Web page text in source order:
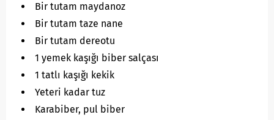
Bir tutam maydanoz
Bir tutam taze nane
Bir tutam dereotu
1 yemek kaşığı biber salçası
1 tatlı kaşığı kekik
Yeteri kadar tuz
Karabiber, pul biber